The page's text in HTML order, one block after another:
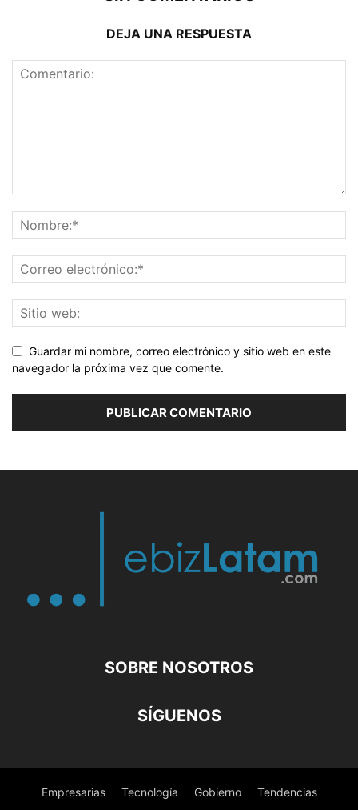
DEJA UNA RESPUESTA
Guardar mi nombre, correo electrónico y sitio web en este
navegador la próxima vez que comente.
SOBRE NOSOTROS
SÍGUENOS
Empresarias Tecnología Gobierno Tendencias